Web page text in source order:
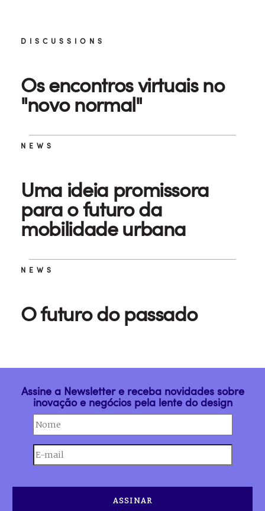
DISCUSSIONS
Os encontros virtuais no
"novo normal"
NEWS
Uma ideia promissora
para o futuro da
mobilidade urbana
NEWS
O futuro do passado
Assine a Newsletter e receba novidades sobre
inovação e negócios pela lente do design